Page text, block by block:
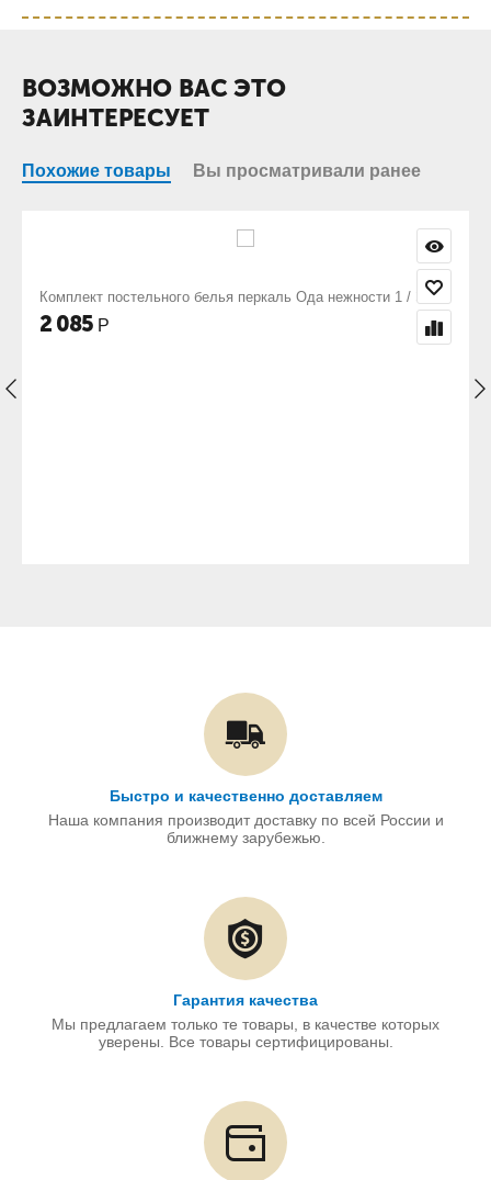
ВОЗМОЖНО ВАС ЭТО
ЗАИНТЕРЕСУЕТ
Похожие товары Вы просматривали ранее
Ода нежности 1 / Элит Комплект постельного белья перкаль
Быстро и качественно доставляем
Наша компания производит доставку по всей России и
ближнему зарубежью.
Гарантия качества
Мы предлагаем только те товары, в качестве которых
уверены. Все товары сертифицированы.